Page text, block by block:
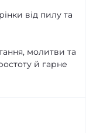
від пилу та
молитви та
й гарне